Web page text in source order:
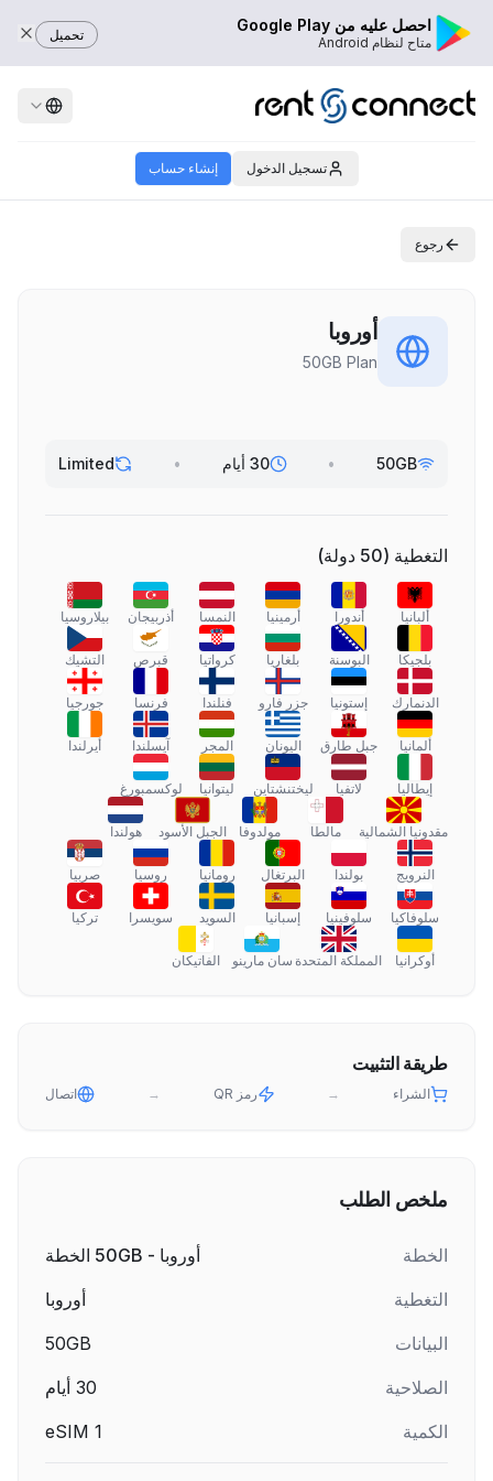
احصل عليه من Google Play
متاح لنظام Android تحميل
تسجيل الدخول إنشاء حساب
رجوع
أوروبا
50GB Plan
50GB
• 30 أيام •
Limited
التغطية (
50 دولة)
ألبانيا أندورا أرمينيا النمسا أذربيجان بيلاروسيا
بلجيكا البوسنة بلغاريا كرواتيا قبرص التشيك
الدنمارك إستونيا جزر فارو فنلندا فرنسا جورجيا
ألمانيا جبل طارق اليونان المجر آيسلندا أيرلندا
إيطاليا لاتفيا ليختنشتاين ليتوانيا لوكسمبورغ
مقدونيا الشمالية مالطا مولدوفا الجبل الأسود هولندا
النرويج بولندا البرتغال رومانيا روسيا صربيا
سلوفاكيا سلوفينيا إسبانيا السويد سويسرا تركيا
أوكرانيا المملكة المتحدة سان مارينو الفاتيكان
طريقة التثبيت
الشراء → رمز QR → اتصال
ملخص الطلب
الخطة
أوروبا - 50GB الخطة
التغطية
أوروبا
البيانات
50GB
الصلاحية
30 أيام
الكمية
1